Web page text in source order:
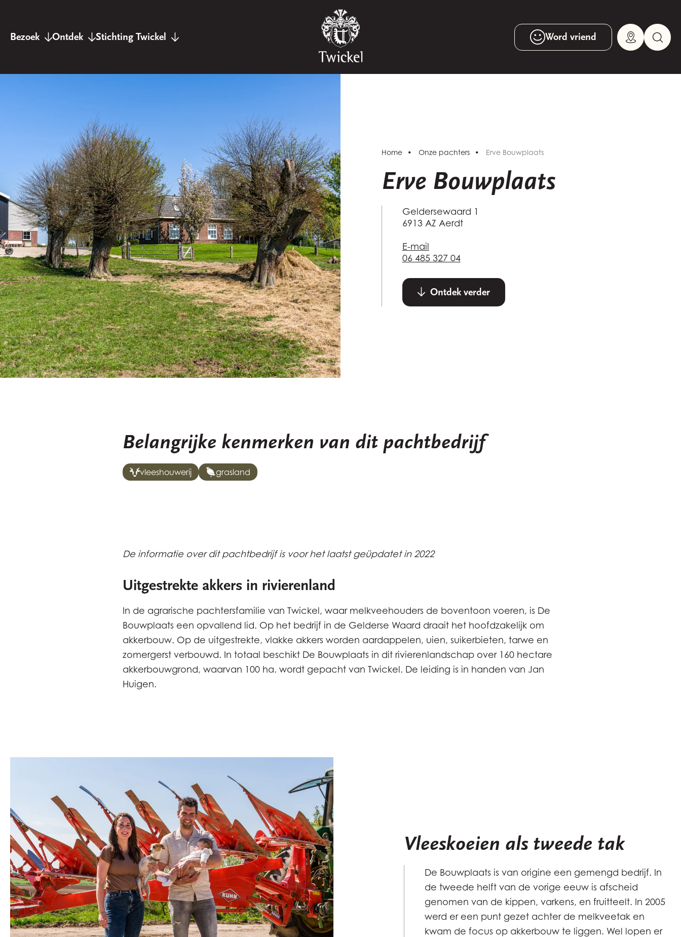
Bezoek
Landgoed Twickel
Bezoekerscentrum
Landgoed Hof te Dieren
Landgoed Zuylestein
Landgoed Lage
Agenda
Ontdek
Twickel verhalen
Twickel Producten
Houtzagerij
Onze pachters
Wandelen & Fietsen
Archief & Collectie
Agenda
Podcast
Stichting Twickel
Twickel nieuws
Overige bezittingen
Vrienden van Twickel
Twickelblad
Werken bij Twickel
Contact
Word vriend
Home Onze pachters Erve Bouwplaats
Erve Bouwplaats
Geldersewaard 1
6913 AZ Aerdt
E-mail
06 485 327 04
Ontdek verder
Belangrijke kenmerken van dit pachtbedrijf
vleeshouwerij grasland
De informatie over dit pachtbedrijf is voor het laatst geüpdatet in 2022
Uitgestrekte akkers in rivierenland
In de agrarische pachtersfamilie van Twickel, waar melkveehouders de boventoon voeren, is De
Bouwplaats een opvallend lid. Op het bedrijf in de Gelderse Waard draait het hoofdzakelijk om
akkerbouw. Op de uitgestrekte, vlakke akkers worden aardappelen, uien, suikerbieten, tarwe en
zomergerst verbouwd. In totaal beschikt De Bouwplaats in dit rivierenlandschap over 160 hectare
akkerbouwgrond, waarvan 100 ha. wordt gepacht van Twickel. De leiding is in handen van Jan
Huigen.
Vleeskoeien als tweede tak
De Bouwplaats is van origine een gemengd bedrijf. In
de tweede helft van de vorige eeuw is afscheid
genomen van de kippen, varkens, en fruitteelt. In 2005
werd er een punt gezet achter de melkveetak en
kwam de focus op akkerbouw te liggen. Wel lopen er